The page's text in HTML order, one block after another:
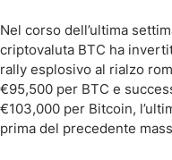
Nel corso dell’ultima
criptovaluta BTC ha
rally esplosivo al rialzo
€95,500 per BTC e
€103,000 per Bitcoin,
prima del precedente